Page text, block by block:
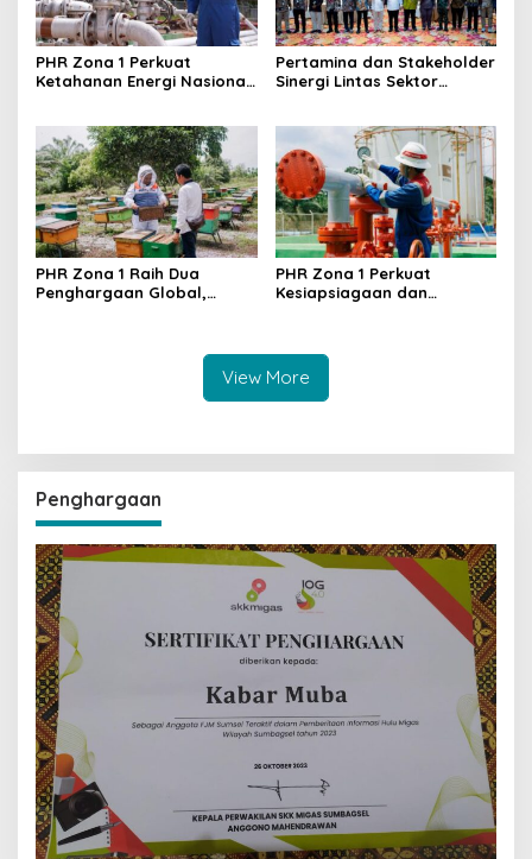
PHR Zona 1 Perkuat
Ketahanan Energi Nasional,
Baru di Sumatera
Pertamina dan Stakeholder
Sinergi Lintas Sektor
PHR Zona 1 Raih Dua
Penghargaan Global,
PHR Zona 1 Perkuat
Kesiapsiagaan dan
View More
Penghargaan